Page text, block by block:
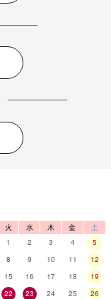
火 水 木 金
土
1 2 3 4
5
8 9 10 11
12
15 16 17 18
19
22 23 24 25
26